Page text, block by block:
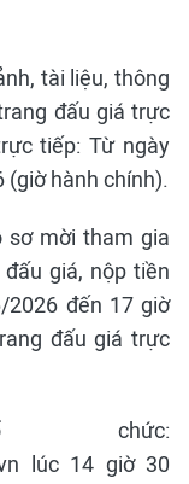
tài liệu, thông
đấu giá trực
tiếp: Từ ngày
hành chính).
sơ mời tham gia
giá, nộp tiền
đến 17 giờ
đấu giá trực
chức:
lúc 14 giờ 30